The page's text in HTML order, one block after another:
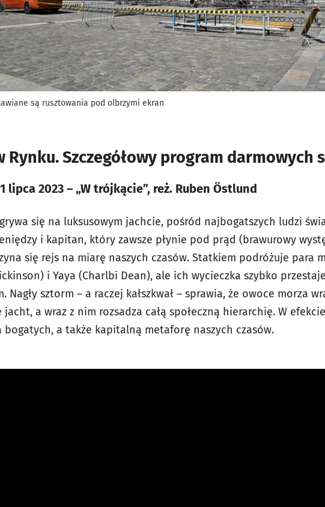
są rusztowania pod olbrzymi ekran
Rynku. Szczegółowy program darmowych
lipca 2023 – „W trójkącie”, reż. Ruben Östlund
się na luksusowym jachcie, pośród najbogatszych ludzi
i kapitan, który zawsze płynie pod prąd (brawurowy
się rejs na miarę naszych czasów. Statkiem podróżuje para
i Yaya (Charlbi Dean), ale ich wycieczka szybko
Nagły sztorm – a raczej kałszkwał – sprawia, że owoce morza
jacht, a wraz z nim rozsadza całą społeczną hierarchię. W
bogatych, a także kapitalną metaforę naszych czasów.